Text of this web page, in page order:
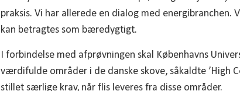
praksis. Vi har allerede en dialog med energibranchen.
kan betragtes som bæredygtigt.
I forbindelse med afprøvningen skal Københavns
værdifulde områder i de danske skove, såkaldte ’High
stillet særlige krav, når flis leveres fra disse områder.